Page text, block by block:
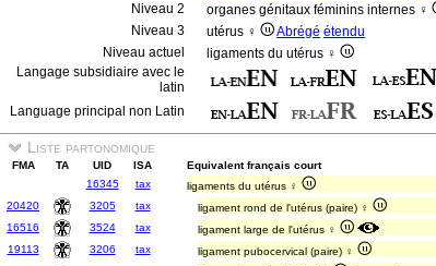
Niveau 2
organes génitaux féminins internes ♀
Niveau 3
utérus ♀ Abrégé étendu
Niveau actuel
ligaments du utérus ♀
Langage subsidiaire avec le
latin
Language principal non Latin
Liste partonomique
FMA TA UID ISA Equivalent français court
16345
tax ligaments du utérus ♀
20420
3205 tax ligament rond de l'utérus (paire) ♀
16516
3524 tax ligament large de l'utérus ♀
19113
3206 tax ligament pubocervical (paire) ♀